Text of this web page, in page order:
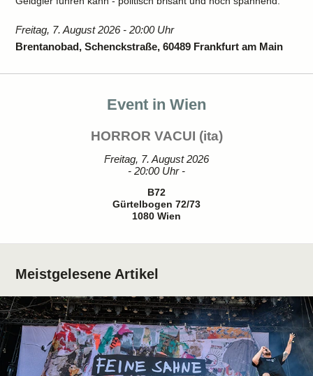
Freitag, 7. August 2026 - 20:00 Uhr
Brentanobad, Schenckstraße, 60489 Frankfurt am Main
Event in Wien
HORROR VACUI (ita)
Freitag, 7. August 2026
- 20:00 Uhr -
B72
Gürtelbogen 72/73
1080 Wien
Meistgelesene Artikel